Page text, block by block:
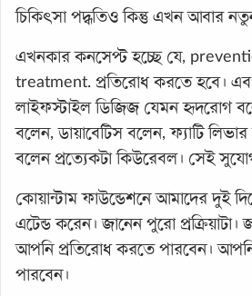
চিকিৎসা পদ্ধতিও কিন্তু এখন আবার নতুন
এখনকার কনসেপ্ট হচ্ছে যে,
treatment. প্রতিরোধ করতে হবে।
লাইফস্টাইল ডিজিজ যেমন হৃদরোগ
বলেন, ডায়াবেটিস বলেন, ফ্যাটি
বলেন প্রত্যেকটা কিউরেবল। সেই
কোয়ান্টাম ফাউন্ডেশনে আমাদের দুই
এটেন্ড করেন। জানেন পুরো
আপনি প্রতিরোধ করতে পারবেন।
পারবেন।